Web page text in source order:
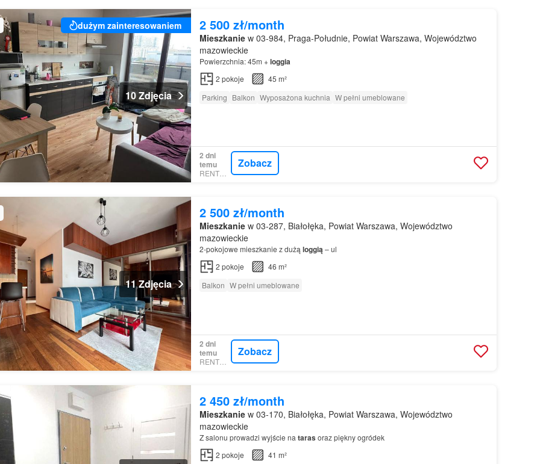
dużym zainteresowaniem
10 Zdjęcia
2 500 zł/month
Mieszkaniew 03-984, Praga-Południe, Powiat Warszawa, Województwo
mazowieckie
Powierzchnia: 45m +loggia
2 pokoje
45 m²
Parking Balkon Wyposażona kuchnia W pełni umeblowane
2 dni
temu
RENTOLA
Zobacz
11 Zdjęcia
2 500 zł/month
Mieszkaniew 03-287, Białołęka, Powiat Warszawa, Województwo
mazowieckie
2-pokojowe mieszkanie z dużą loggią – ul
2 pokoje
46 m²
Balkon W pełni umeblowane
2 dni
temu
RENTOLA
Zobacz
2 450 zł/month
Mieszkaniew 03-170, Białołęka, Powiat Warszawa, Województwo
mazowieckie
Z salonu prowadzi wyjście na taras oraz piękny ogródek
2 pokoje
41 m²